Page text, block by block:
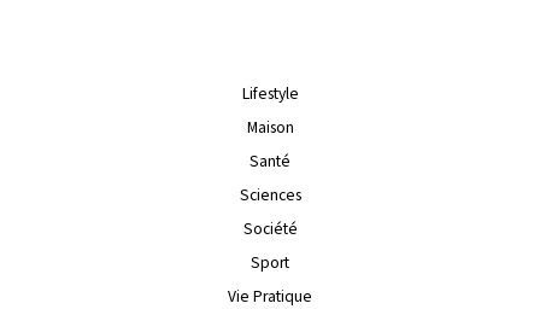
Lifestyle
Maison
Santé
Sciences
Société
Sport
Vie Pratique